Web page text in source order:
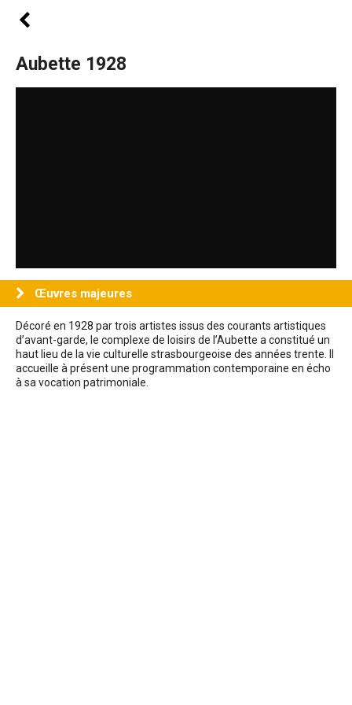
Aubette 1928
Œuvres majeures
Décoré en 1928 par trois artistes issus des courants artistiques
d’avant-garde, le complexe de loisirs de l’Aubette a constitué un
haut lieu de la vie culturelle strasbourgeoise des années trente. Il
accueille à présent une programmation contemporaine en écho
à sa vocation patrimoniale.